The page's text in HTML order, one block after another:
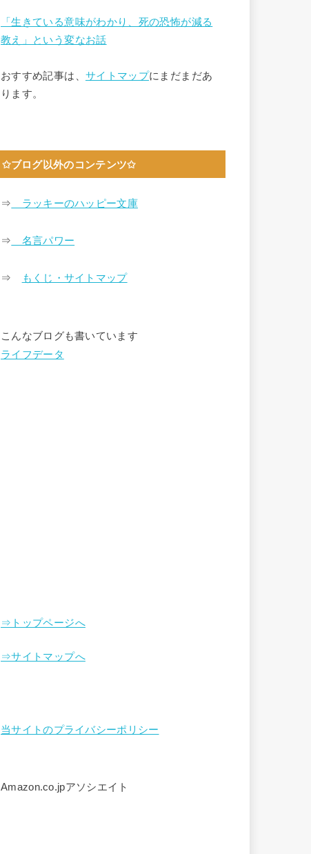
「生きている意味がわかり、死の恐怖が減る
教え」という変なお話
おすすめ記事は、 サイトマップにまだまだあ
ります。
✩ブログ以外のコンテンツ✩
⇒ ラッキーのハッピー文庫
⇒ 名言パワー
⇒ もくじ・サイトマップ
こんなブログも書いています
ライフデータ
⇒トップページへ
⇒サイトマップへ
当サイトのプライバシーポリシー
Amazon.co.jpアソシエイト